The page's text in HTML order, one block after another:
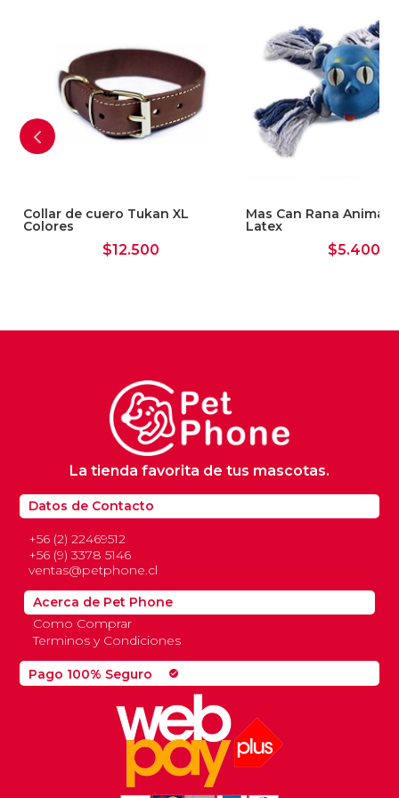
Collar de cuero Tukan XL
Colores
$12.500
Mas Can Rana Animal
Latex
$5.400
Pago 100% Seguro check_circle
Datos de Contacto
+56 (2) 22469512
+56 (9) 3378 5146
ventas@petphone.cl
La tienda favorita de tus mascotas.
Acerca de Pet Phone
Como Comprar
Terminos y Condiciones